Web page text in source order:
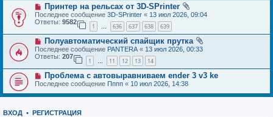
Принтер на рельсах от 3D-SPrinter
Последнее сообщение 3D-SPrinter « 13 июл 2026, 09:04
Ответы: 9582
1 … 636 637 638 639
Полуавтоматический спайщик прутка
Последнее сообщение PANTERA « 13 июл 2026, 00:33
Ответы: 207
1 … 11 12 13 14
Проблема с автовыравниваем ender 3 v3 ke
Последнее сообщение Пппп « 10 июл 2026, 14:38
ВХОД • РЕГИСТРАЦИЯ